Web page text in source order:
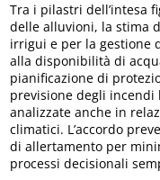
Tra i pilastri dell’intesa
delle alluvioni, la stima
irrigui e per la gestione
alla disponibilità di
pianificazione di
previsione degli
analizzate anche in
climatici. L’accordo
di allertamento per
processi decisionali